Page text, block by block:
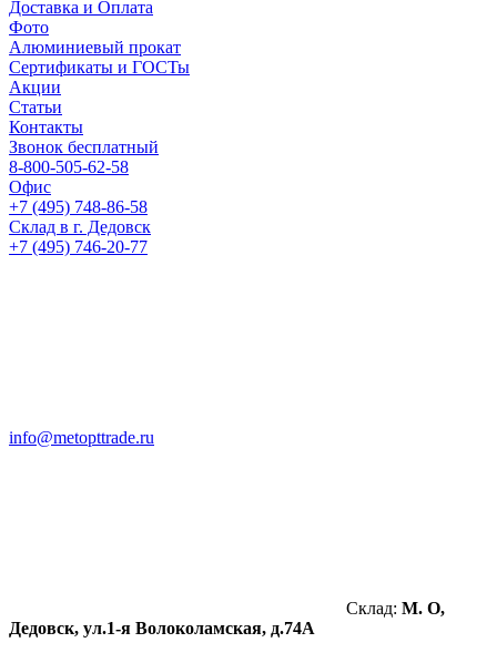
Доставка и Оплата
Фото
Алюминиевый прокат
Сертификаты и ГОСТы
Акции
Статьи
Контакты
Звонок бесплатный
8-800-505-62-58
Офис
+7 (495) 748-86-58
Склад в г. Дедовск
+7 (495) 746-20-77
info@metopttrade.ru
Склад: М. О,
Дедовск, ул.1-я Волоколамская, д.74А